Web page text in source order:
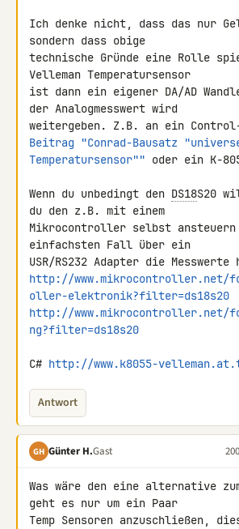
Ich denke nicht, dass das nur
sondern dass obige
technische Gründe eine Rolle
Velleman Temperatursensor
ist dann ein eigener DA/AD
der Analogmesswert wird
Beitrag "Conrad-Bausatz
Temperatursensor"" oder ein K-
Wenn du unbedingt den DS18S20
du den z.B. mit einem
Mikrocontroller selbst
einfachsten Fall über ein
http://www.mikrocontroller.net/
oller-elektronik?filter=ds18s20
http://www.mikrocontroller.net/
ng?filter=ds18s20
C# http://www.k8055-
Antwort
GH Günter H.Gast
Was wäre den eine alternative
geht es nur um ein Paar
Temp Sensoren anzuschließen,